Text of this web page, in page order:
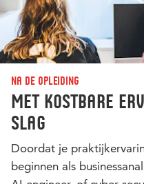
Na de opleiding
Met kostbare
slag
Doordat je
beginnen als